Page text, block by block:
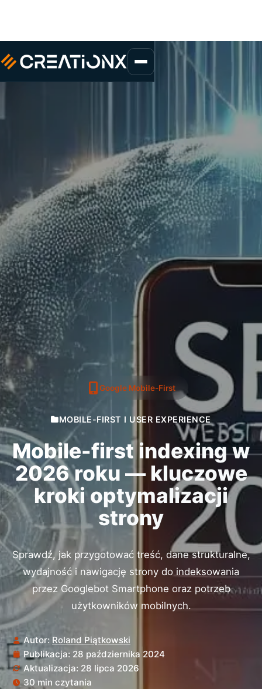
Google Mobile-First
MOBILE-FIRST I USER EXPERIENCE
Mobile-first indexing w
2026 roku — kluczowe
kroki optymalizacji
strony
Sprawdź, jak przygotować treść, dane strukturalne,
wydajność i nawigację strony do indeksowania
przez Googlebot Smartphone oraz potrzeb
użytkowników mobilnych.
Autor: Roland Piątkowski
Publikacja: 28 października 2024
Aktualizacja: 28 lipca 2026
30 min czytania